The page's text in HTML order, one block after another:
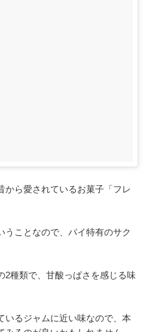
から愛されているお菓子「フレ
うことなので、パイ特有のサク
2種類で、甘酸っぱさを感じる味
いるジャムに近い味なので、本